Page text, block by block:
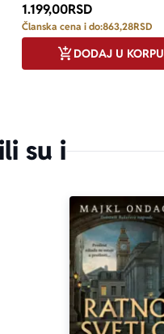
u omiljene
1.199,00RSD
Članska cena i do:863,28RSD
DODAJ U KORPU
su i